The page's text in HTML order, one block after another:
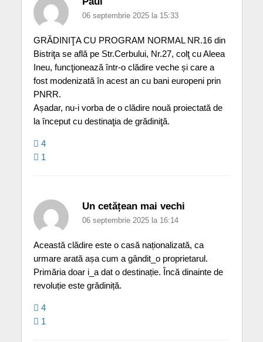
06 septembrie 2025 la 15:33
GRĂDINIŢA CU PROGRAM NORMAL NR.16 din
Bistriţa se află pe Str.Cerbului, Nr.27, colţ cu Aleea
Ineu, funcţionează într-o clădire veche și care a
fost modenizată în acest an cu bani europeni prin
PNRR.
Așadar, nu-i vorba de o clădire nouă proiectată de
la început cu destinaţia de grădiniţă.
4
1
Un cetățean mai vechi
06 septembrie 2025 la 16:14
Această clădire este o casă naționalizată, ca
urmare arată așa cum a gândit_o proprietarul.
Primăria doar i_a dat o destinație. Încă dinainte de
revoluție este grădiniță.
4
1